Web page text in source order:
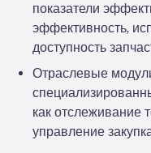
показатели
эффективность,
доступность
Отраслевые
как отслеживание
управление